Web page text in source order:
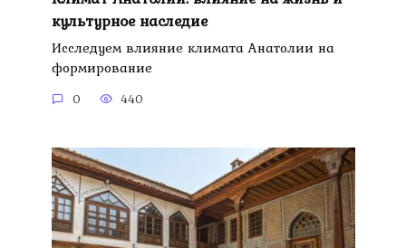
культурное наследие
Исследуем влияние климата Анатолии на
формирование
0 440